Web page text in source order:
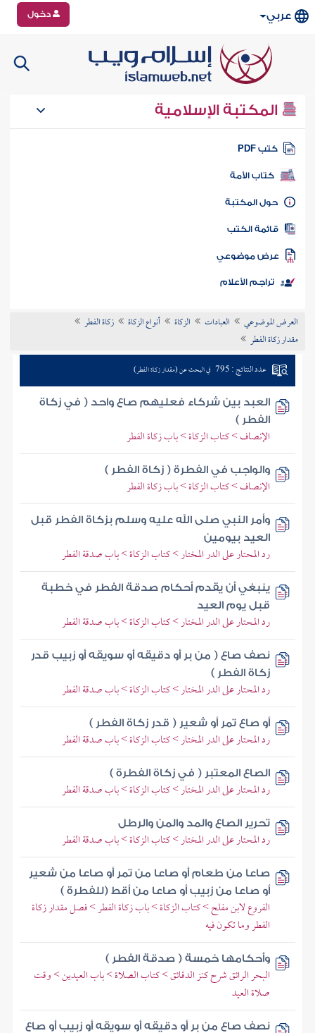
عربي دخول
المكتبة الإسلامية
كتب PDF
كتاب الأمة
المكتبة
الكتب
موضوعي
تراجم الأعلام
العرض الموضوعي العبادات الزكاة أنواع الزكاة
زكاة الفطر
مقدار زكاة الفطر
عدد النتائج : 795 في البحث عن (مقدار زكاة الفطر)
العبد بين شركاء فعليهم صاع واحد ( في زكاة
الفطر )
الإنصاف > كتاب الزكاة > باب زكاة الفطر
والواجب في الفطرة ( زكاة الفطر )
الإنصاف > كتاب الزكاة > باب زكاة الفطر
وأمر النبي صلى الله عليه وسلم بزكاة الفطر قبل
العيد بيومين
رد المحتار على الدر المختار > كتاب الزكاة > باب صدقة الفطر
ينبغي أن يقدم أحكام صدقة الفطر في خطبة
قبل يوم العيد
رد المحتار على الدر المختار > كتاب الزكاة > باب صدقة الفطر
نصف صاع ( من بر أو دقيقه أو سويقه أو زبيب قدر
زكاة الفطر )
رد المحتار على الدر المختار > كتاب الزكاة > باب صدقة الفطر
أو صاع تمر أو شعير ( قدر زكاة الفطر )
رد المحتار على الدر المختار > كتاب الزكاة > باب صدقة الفطر
الصاع المعتبر ( في زكاة الفطرة )
رد المحتار على الدر المختار > كتاب الزكاة > باب صدقة الفطر
تحرير الصاع والمد والمن والرطل
رد المحتار على الدر المختار > كتاب الزكاة > باب صدقة الفطر
صاعا من طعام أو صاعا من تمر أو صاعا من شعير
أو صاعا من زبيب أو صاعا من أقط (للفطرة )
الفروع لابن مفلح > كتاب الزكاة > باب زكاة الفطر > فصل مقدار زكاة
الفطر وما تكون فيه
وأحكامها خمسة ( صدقة الفطر )
البحر الرائق شرح كنز الدقائق > كتاب الصلاة > باب العيدين > وقت
صلاة العيد
نصف صاع من بر أو دقيقه أو سويقه أو زبيب أو صاع